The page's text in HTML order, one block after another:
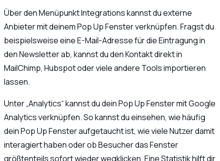
Über den Menüpunkt Integrations kannst du externe
Anbieter mit deinem Pop Up Fenster verknüpfen. Fragst du
beispielsweise eine E-Mail-Adresse für die Eintragung in
den Newsletter ab, kannst du den Kontakt direkt in
MailChimp, Hubspot oder viele andere Tools importieren
lassen.
Unter „Analytics“ kannst du dein Pop Up Fenster mit Google
Analytics verknüpfen. So kannst du einsehen, wie häufig
dein Pop Up Fenster aufgetaucht ist, wie viele Nutzer damit
interagiert haben oder ob Besucher das Fenster
größtenteils sofort wieder wegklicken. Eine Statistik hilft dir